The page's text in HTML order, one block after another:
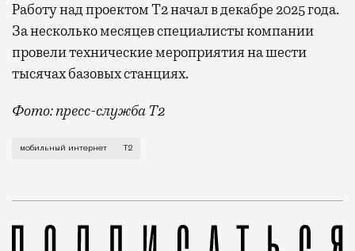
Работу над проектом Т2 начал в декабре 2025 года.
За несколько месяцев специалисты компании
провели технические мероприятия на шести
тысячах базовых станциях.
Фото: пресс-служба Т2
Мобильный оператор Т2 завершил работы по
мобильный интернет Т2